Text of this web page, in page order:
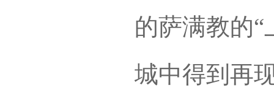
的萨满教的
城中得到再